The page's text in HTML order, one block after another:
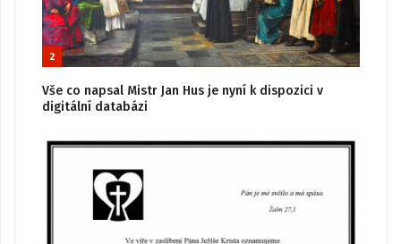
2
Vše co napsal Mistr Jan Hus je nyní k dispozici v
digitální databázi